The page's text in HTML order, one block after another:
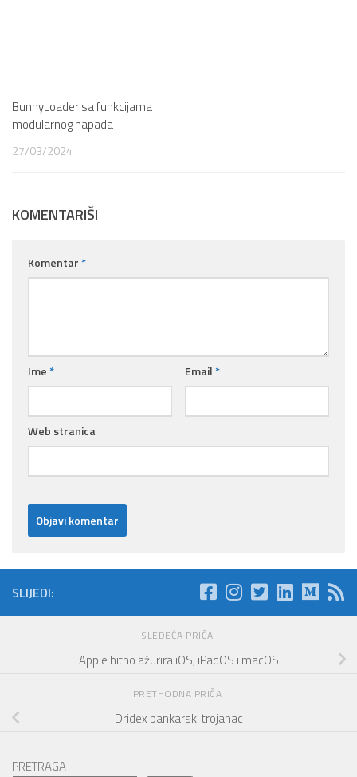
BunnyLoader sa funkcijama
modularnog napada
27/03/2024
KOMENTARIŠI
Komentar *
Ime * Email *
Web stranica
SLIJEDI:
SLEDEĆA PRIČA
Apple hitno ažurira iOS, iPadOS i macOS
PRETHODNA PRIČA
Dridex bankarski trojanac
PRETRAGA